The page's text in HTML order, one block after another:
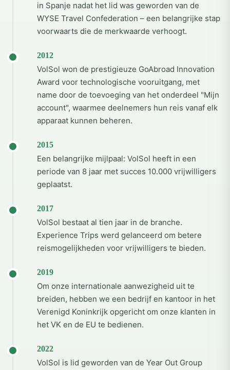
in Spanje nadat het lid was geworden van de
WYSE Travel Confederation – een belangrijke stap
voorwaarts die de merkwaarde verhoogt.
2012
VolSol won de prestigieuze GoAbroad Innovation
Award voor technologische vooruitgang, met
name door de toevoeging van het onderdeel "Mijn
account", waarmee deelnemers hun reis vanaf elk
apparaat kunnen beheren.
2015
Een belangrijke mijlpaal: VolSol heeft in een
periode van 8 jaar met succes 10.000 vrijwilligers
geplaatst.
2017
VolSol bestaat al tien jaar in de branche.
Experience Trips werd gelanceerd om betere
reismogelijkheden voor vrijwilligers te bieden.
2019
Om onze internationale aanwezigheid uit te
breiden, hebben we een bedrijf en kantoor in het
Verenigd Koninkrijk opgericht om onze klanten in
het VK en de EU te bedienen.
2022
VolSol is lid geworden van de Year Out Group